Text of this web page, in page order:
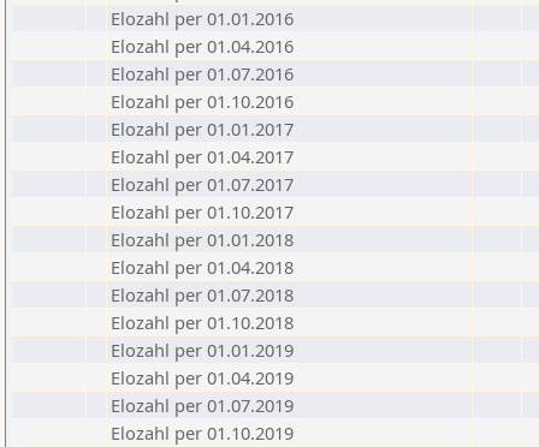
Elozahl per 01.01.2016
Elozahl per 01.04.2016
Elozahl per 01.07.2016
Elozahl per 01.10.2016
Elozahl per 01.01.2017
Elozahl per 01.04.2017
Elozahl per 01.07.2017
Elozahl per 01.10.2017
Elozahl per 01.01.2018
Elozahl per 01.04.2018
Elozahl per 01.07.2018
Elozahl per 01.10.2018
Elozahl per 01.01.2019
Elozahl per 01.04.2019
Elozahl per 01.07.2019
Elozahl per 01.10.2019